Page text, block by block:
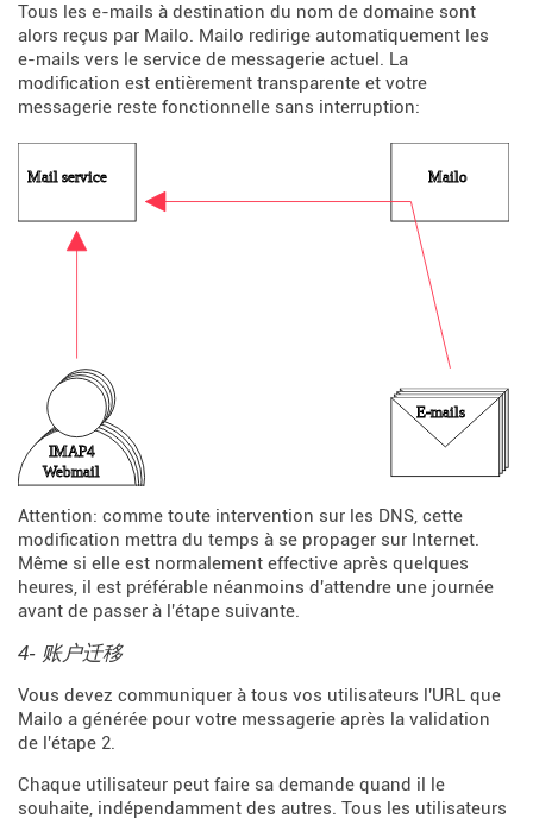
Tous les e-mails à destination du nom de domaine sont
alors reçus par Mailo. Mailo redirige automatiquement les
e-mails vers le service de messagerie actuel. La
modification est entièrement transparente et votre
messagerie reste fonctionnelle sans interruption:
Attention: comme toute intervention sur les DNS, cette
modification mettra du temps à se propager sur Internet.
Même si elle est normalement effective après quelques
heures, il est préférable néanmoins d'attendre une journée
avant de passer à l'étape suivante.
4- 账户迁移
Vous devez communiquer à tous vos utilisateurs l'URL que
Mailo a générée pour votre messagerie après la validation
de l'étape 2.
Chaque utilisateur peut faire sa demande quand il le
souhaite, indépendamment des autres. Tous les utilisateurs